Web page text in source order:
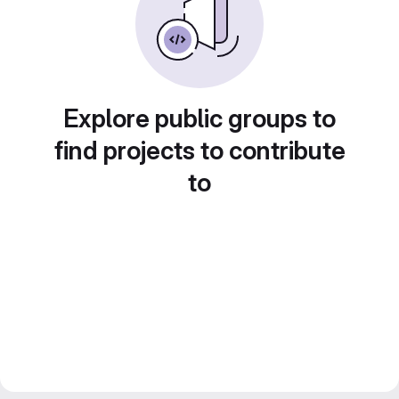
Explore public groups to
find projects to contribute
to